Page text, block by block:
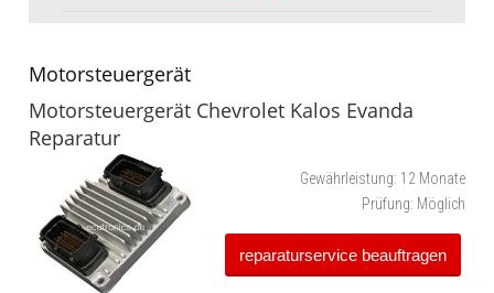
Motorsteuergerät
Motorsteuergerät Chevrolet Kalos Evanda
Reparatur
Gewährleistung: 12 Monate
Prüfung: Möglich
reparaturservice beauftragen